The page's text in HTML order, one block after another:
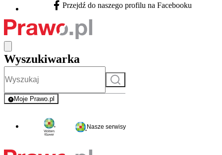
Facebook - otwiera się w nowej karcie
Przejdź do naszego profilu na Facebooku
Wyszukiwarka
Szukaj
Moje Prawo.pl
- rejestracja i logowanie do serwisu
Nasze serwisy